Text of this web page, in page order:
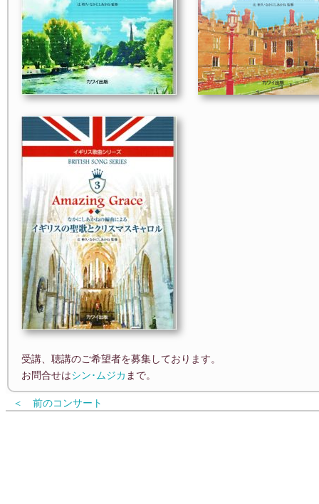
受講、聴講のご希望者を募集しております。
お問合せはシン･ムジカ まで。
＜ 前のコンサート